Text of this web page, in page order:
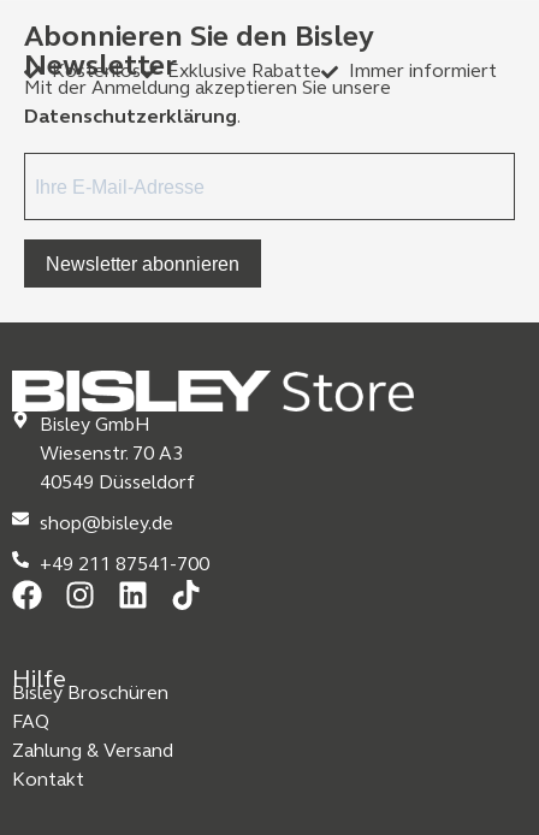
Abonnieren Sie den Bisley
Newsletter
Kostenlos Exklusive Rabatte
Immer informiert
Mit der Anmeldung akzeptieren Sie unsere
Datenschutzerklärung.
Newsletter abonnieren
Bisley GmbH
Wiesenstr. 70 A3
40549 Düsseldorf
shop@bisley.de
+49 211 87541-700
Hilfe
Bisley Broschüren
FAQ
Zahlung & Versand
Kontakt